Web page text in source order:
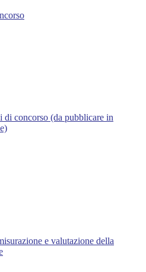
di concorso (da pubblicare in
e valutazione della